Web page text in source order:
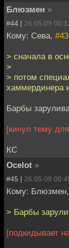
Блюзмен »
#44 | 26.05.09
Кому: Сева, #43
> сначала в
>
> потом
хаммердинера
Барбы
[кинул тему
КС
Ocelot »
#45 | 26.05.09
Кому: Блюзмен,
> Барбы
[подкидывает